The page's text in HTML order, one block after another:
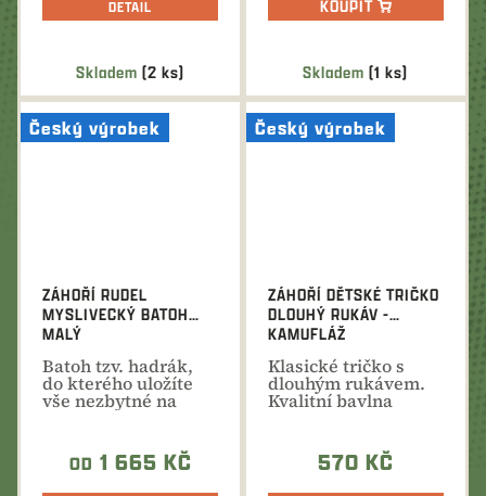
Skladem(2 ks)
DETAIL
Skladem(1 ks)
KOUPIT
Český výrobek
ZÁHOŘÍ RUDEL
MYSLIVECKÝ BATOH
MALÝ
Batoh tzv. hadrák,
do kterého uložíte
vše nezbytné na
vycházku do
OD 1 665 KČ
Český výrobek
ZÁHOŘÍ DĚTSKÉ TRIČKO
DLOUHÝ RUKÁV -
KAMUFLÁŽ
Klasické tričko s
dlouhým rukávem.
Kvalitní bavlna
570 KČ